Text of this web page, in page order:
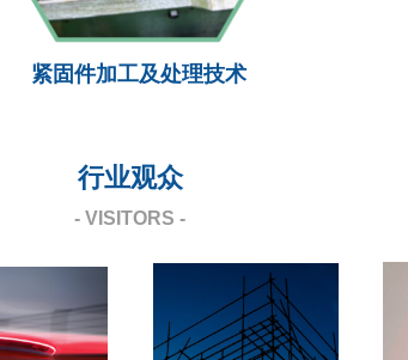
紧固件加工及处理技术
行业观众
- VISITORS -